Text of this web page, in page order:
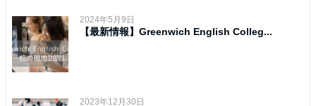
2024年5月9日
【最新情報】Greenwich English Colleg...
2023年12月30日